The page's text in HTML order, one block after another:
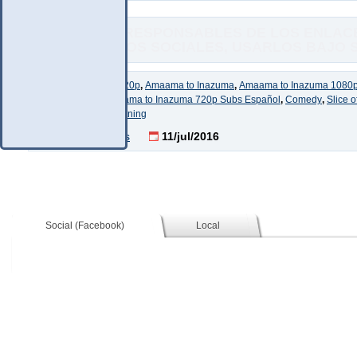
720p, Amaama to Inazuma, Amaama to Inazuma
Amaama to Inazuma 720p Subs Español, Comedy, Slice
Sweetness and Lightning
21 Comentarios 11/jul/2016
Social (Facebook) Local